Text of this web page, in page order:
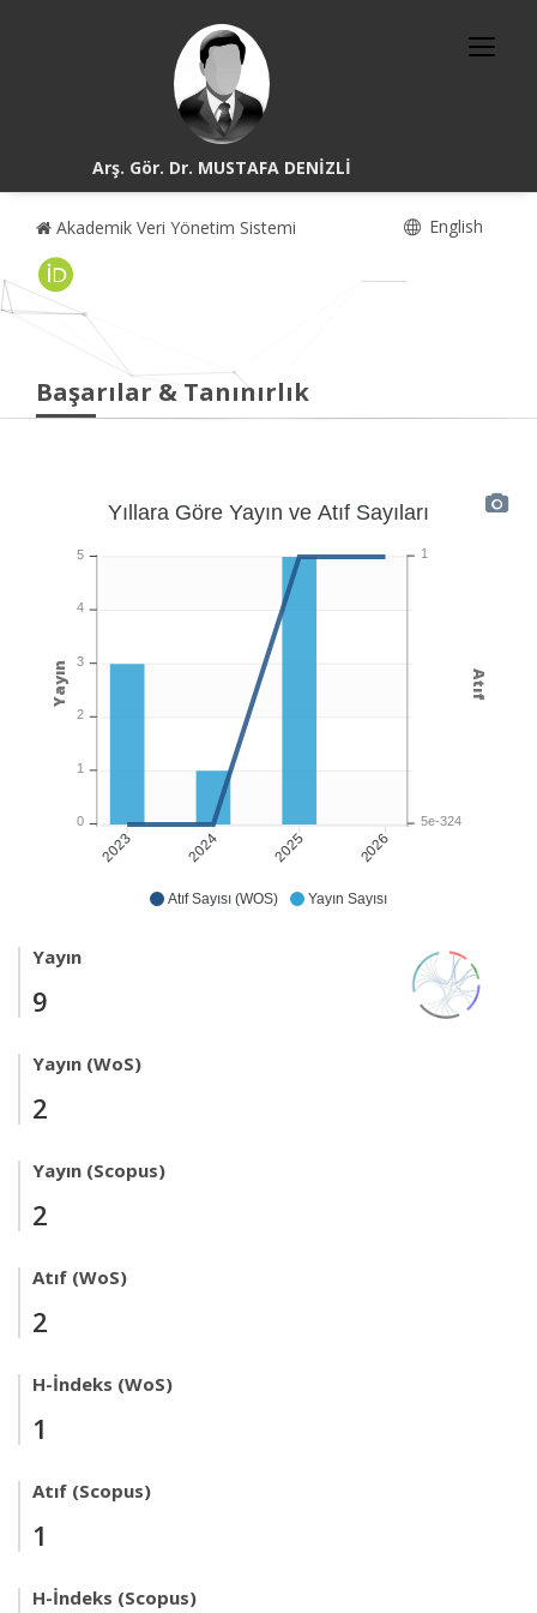
Arş. Gör. Dr. MUSTAFA DENİZLİ
Akademik Veri Yönetim Sistemi English
Başarılar & Tanınırlık
Atıf Sayısı (WOS) Yayın Sayısı
2023 2024 2025 2026
Yıllara Göre Yayın ve Atıf Sayıları
1
5e-324
Atıf
5
4
3
2
1
0
Yayın
Yayın
9
Yayın (WoS)
2
Yayın (Scopus)
2
Atıf (WoS)
2
H-İndeks (WoS)
1
Atıf (Scopus)
1
H-İndeks (Scopus)